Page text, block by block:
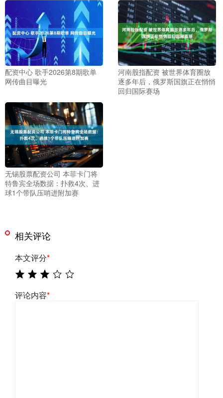
配资中心 歌手2026第8期歌单
网传曲目曝光
河南股指配资 被世界体育圈放
逐多年后，俄罗斯国旗正在悄悄
回归国际赛场
无锡股票配资公司 本菲卡门将
特鲁宾全场数据：扑救4次、进
球1个带队压哨进附加赛
相关评论
本文评分*
评论内容*